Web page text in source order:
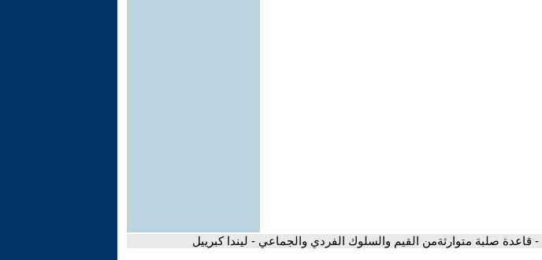
- قاعدة صلبة متوارثةمن القيم والسلوك الفردي والجماعي - ليندا كبرييل